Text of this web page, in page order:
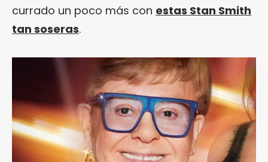
currado un poco más con estas Stan Smith
tan soseras.